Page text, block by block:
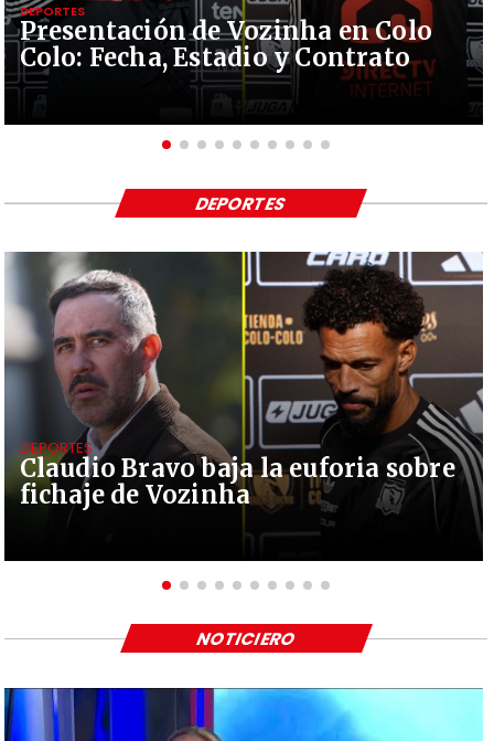
Presentación de Vozinha en Colo
Colo: Fecha, Estadio y Contrato
DEPORTES
Claudio Bravo baja la euforia sobre
fichaje de Vozinha
DEPORTES
DEPORTES
NOTICIERO